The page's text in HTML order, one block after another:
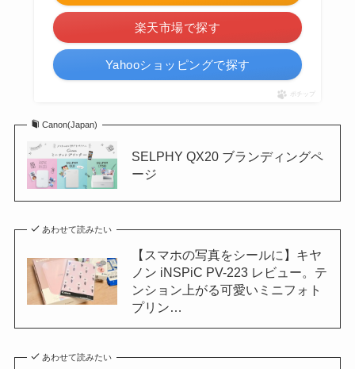
楽天市場で探す
Yahooショッピングで探す
ポチップ
Canon(Japan)
SELPHY QX20 ブランディングペ
ージ
あわせて読みたい
【スマホの写真をシールに】キヤ
ノン iNSPiC PV-223 レビュー。テ
ンション上がる可愛いミニフォト
プリン…
あわせて読みたい